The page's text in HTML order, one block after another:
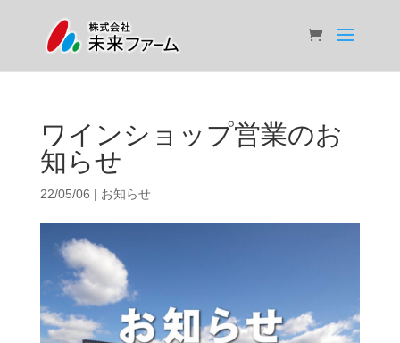
ワインショップ営業のお
知らせ
22/05/06 | お知らせ